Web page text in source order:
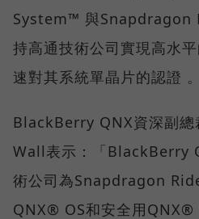
System™ 與Snapdragon
持高通技術公司實現高水
速對其系統單晶片的認證 。
BlackBerry QNX資深副總
Wall表示：「BlackBerry
術公司為Snapdragon
QNX® OS和安全用